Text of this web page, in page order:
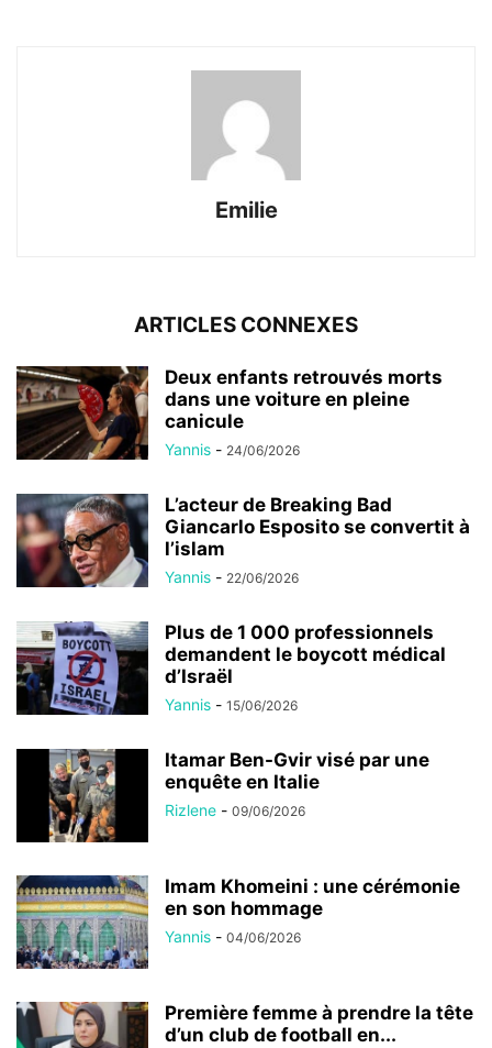
Emilie
ARTICLES CONNEXES
Deux enfants retrouvés morts
dans une voiture en pleine
canicule
Yannis - 24/06/2026
L’acteur de Breaking Bad
Giancarlo Esposito se convertit à
l’islam
Yannis - 22/06/2026
Plus de 1 000 professionnels
demandent le boycott médical
d’Israël
Yannis - 15/06/2026
Itamar Ben-Gvir visé par une
enquête en Italie
Rizlene - 09/06/2026
Imam Khomeini : une cérémonie
en son hommage
Yannis - 04/06/2026
Première femme à prendre la tête
d’un club de football en...